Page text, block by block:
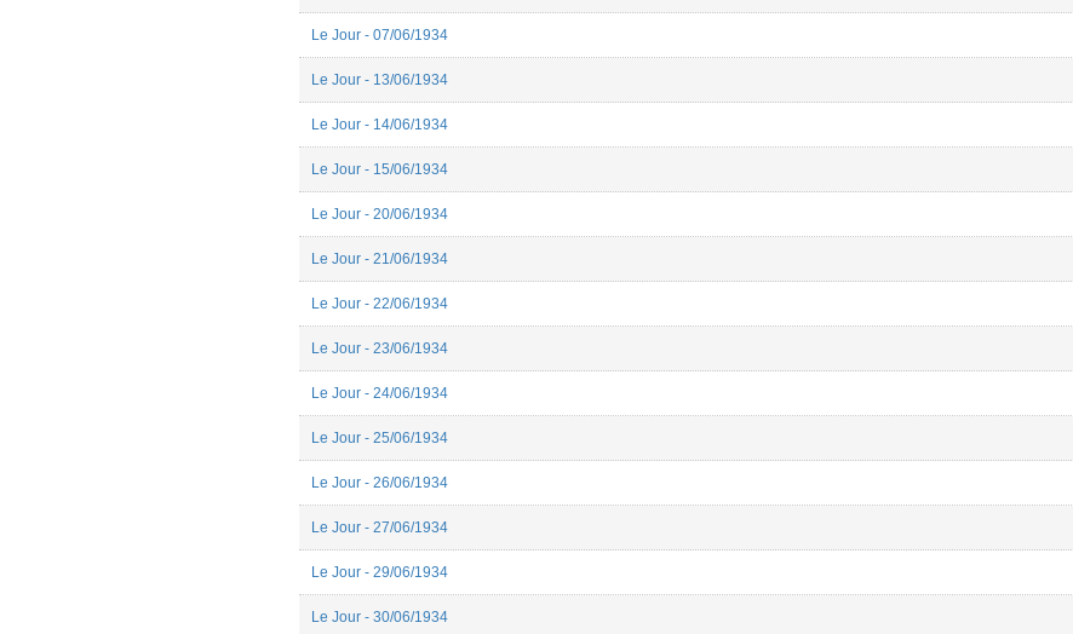
Le Jour - 07/06/1934
Le Jour - 13/06/1934
Le Jour - 14/06/1934
Le Jour - 15/06/1934
Le Jour - 20/06/1934
Le Jour - 21/06/1934
Le Jour - 22/06/1934
Le Jour - 23/06/1934
Le Jour - 24/06/1934
Le Jour - 25/06/1934
Le Jour - 26/06/1934
Le Jour - 27/06/1934
Le Jour - 29/06/1934
Le Jour - 30/06/1934